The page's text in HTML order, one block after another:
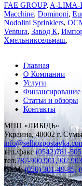
FAE GROUP, A-LIMA-
Macchine, Dominoni,
Nodolini Sprinklers,
Ventura, Завод К,
Хмельниксельмаш,
Главная
О Компании
Услуги
Финансирование
Статьи и обзоры
Контакты
МПП «ЛИБІДЬ»
Украина, 40002 г.
info@
тел./факс (0542)781-505
тел.787-900,901,902,903
GSM:(050) 301-49-85,